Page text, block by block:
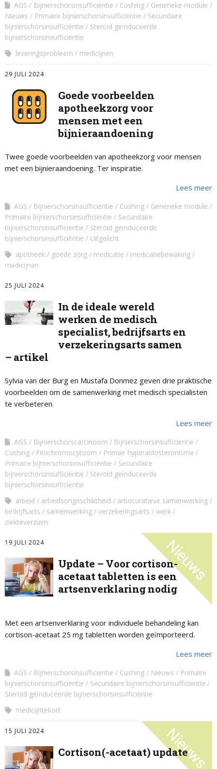
AGS Bijnierschorsinsufficientie Cushing
Generieke module
Nieuws
Primaire bijnierschorsinsufficiëntie
Secundaire
bijnierschorsinsufficiëntie
Steroid geïnduceerde
bijnierschorsinsufficiëntie
leveringsprobleem
medicijnen
29 JULI 2024
Goede voorbeelden
apotheekzorg voor
mensen met een
bijnieraandoening
Twee goede voorbeelden van apotheekzorg voor mensen
met een bijnieraandoening. Ter inspiratie.
Lees meer
AGS Bijnierschorsinsufficientie Cushing
Generieke module
Primaire bijnierschorsinsufficiëntie
Secundaire
bijnierschorsinsufficiëntie
Steroid geïnduceerde
bijnierschorsinsufficiëntie
Uitgelicht
apotheek
goede zorg medicatie
medicatiebewaking
medicijnen
25 JULI 2024
In de ideale wereld
werken de medisch
specialist, bedrijfsarts en
verzekeringsarts samen
– artikel
Sylvia van der Burg en Mustafa Donmez geven drie praktische
voorbeelden om de samenwerking met medisch specialisten
te verbeteren.
Lees meer
AGS Bijnierschorscarcinoom
Bijnierschorsinsufficientie
Cushing
Feochromocytoom
Primair hyperaldosteronisme
Primaire bijnierschorsinsufficiëntie
Secundaire
bijnierschorsinsufficiëntie
Steroid geïnduceerde
bijnierschorsinsufficiëntie
arbeid
arbeidsongeschiktheid
arbocuratieve samenwerking
bedrijfsarts
samenwerking verzekeringsarts
werk
ziekteverzuim
19 JULI 2024
Update – Voor cortison-
acetaat tabletten is een
artsenverklaring nodig
Met een artsenverklaring voor individuele behandeling kan
cortison-acetaat 25 mg tabletten worden geïmporteerd.
Lees meer
AGS Bijnierschorsinsufficientie Cushing Nieuws
Primaire
bijnierschorsinsufficiëntie
Secundaire bijnierschorsinsufficiëntie
Steroid geïnduceerde bijnierschorsinsufficiëntie
medicijntekort
15 JULI 2024
Cortison(-acetaat) update